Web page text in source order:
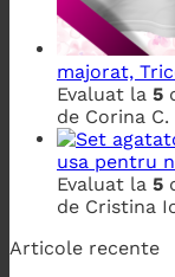
majorat,
Evaluat la 5
de Corina C.
usa pentru
Evaluat la 5
de Cristina
Articole recente